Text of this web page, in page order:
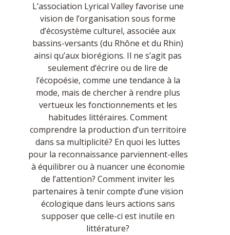
L’association Lyrical Valley favorise une
vision de l’organisation sous forme
d’écosystème culturel, associée aux
bassins-versants (du Rhône et du Rhin)
ainsi qu’aux biorégions. Il ne s’agit pas
seulement d’écrire ou de lire de
l’écopoésie, comme une tendance à la
mode, mais de chercher à rendre plus
vertueux les fonctionnements et les
habitudes littéraires. Comment
comprendre la production d’un territoire
dans sa multiplicité? En quoi les luttes
pour la reconnaissance parviennent-elles
à équilibrer ou à nuancer une économie
de l’attention? Comment inviter les
partenaires à tenir compte d’une vision
écologique dans leurs actions sans
supposer que celle-ci est inutile en
littérature?